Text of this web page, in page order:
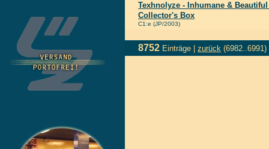
Texhnolyze - Inhumane &
Collector's Box
C1:e (JP/2003)
8752 Einträge | zurück (6982..6991)